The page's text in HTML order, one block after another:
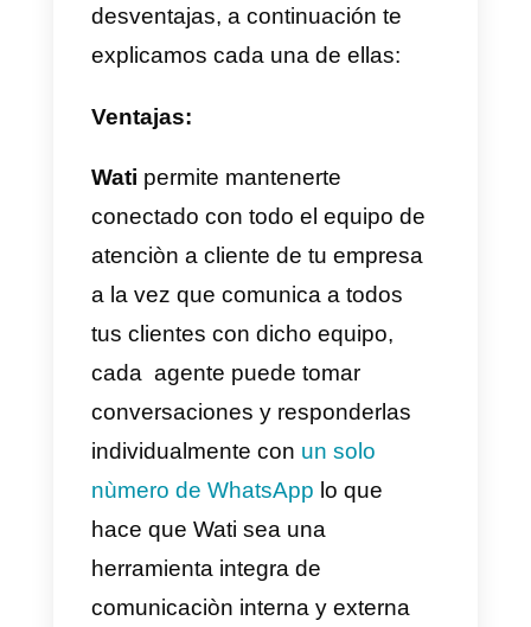
Una vez que rellenamos todo lo
que nos piden, entraremos en la
pantalla principal de nuestra
cuenta, el único paso que nos
falta por dar es el de asociar
nuestro nùmero de WhatsApp